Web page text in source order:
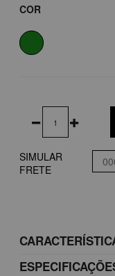
COR
SIMULAR
FRETE